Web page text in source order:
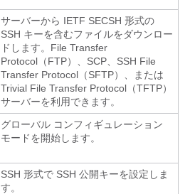
サーバーから IETF SECSH 形式の
SSH キーを含むファイルをダウンロー
ドします。File Transfer
Protocol（FTP）、SCP、SSH File
Transfer Protocol（SFTP）、または
Trivial File Transfer Protocol（TFTP）
サーバーを利用できます。
グローバル コンフィギュレーション
モードを開始します。
SSH 形式で SSH 公開キーを設定しま
す。